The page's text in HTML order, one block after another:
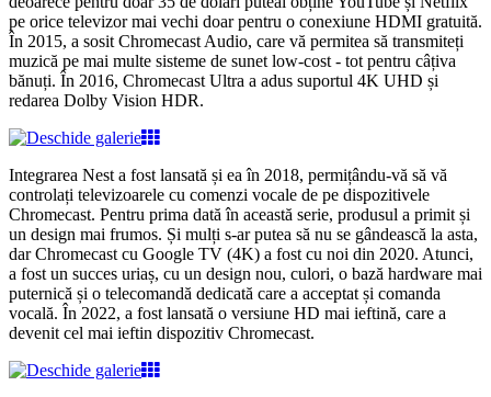
pe orice televizor mai vechi doar pentru o conexiune HDMI gratuită.
În 2015, a sosit Chromecast Audio, care vă permitea să transmiteți
muzică pe mai multe sisteme de sunet low-cost - tot pentru câțiva
bănuți. În 2016, Chromecast Ultra a adus suportul 4K UHD și
redarea Dolby Vision HDR.
Integrarea Nest a fost lansată și ea în 2018, permițându-vă să vă
controlați televizoarele cu comenzi vocale de pe dispozitivele
Chromecast. Pentru prima dată în această serie, produsul a primit și
un design mai frumos. Și mulți s-ar putea să nu se gândească la asta,
dar Chromecast cu Google TV (4K) a fost cu noi din 2020. Atunci,
a fost un succes uriaș, cu un design nou, culori, o bază hardware mai
puternică și o telecomandă dedicată care a acceptat și comanda
vocală. În 2022, a fost lansată o versiune HD mai ieftină, care a
devenit cel mai ieftin dispozitiv Chromecast.